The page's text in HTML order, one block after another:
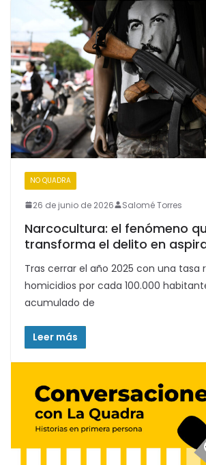
NO QUADRA
26 de junio de 2026 Salomé Torres
Narcocultura: el fenómeno
transforma el delito en
Tras cerrar el año 2025 con una tasa
homicidios por cada 100.000
acumulado de
Leer más